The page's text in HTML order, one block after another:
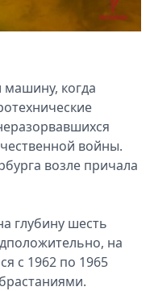
машину, когда
войны.
возле причала
глубину шесть
на
с 1962 по 1965